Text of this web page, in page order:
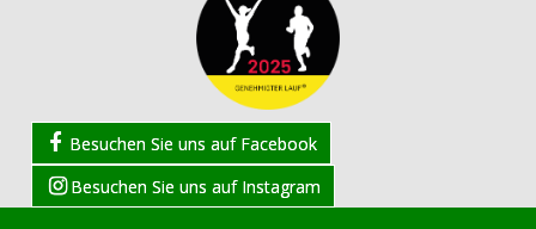
Besuchen Sie uns auf Facebook
Besuchen Sie uns auf Instagram